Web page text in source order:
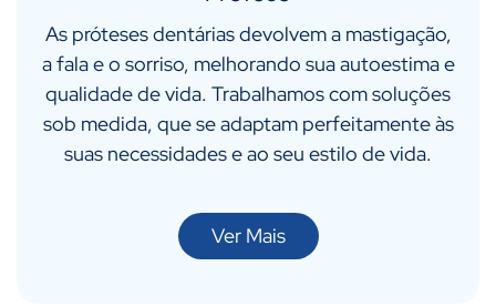
As próteses dentárias devolvem a mastigação,
a fala e o sorriso, melhorando sua autoestima e
qualidade de vida. Trabalhamos com soluções
sob medida, que se adaptam perfeitamente às
suas necessidades e ao seu estilo de vida.
Ver Mais